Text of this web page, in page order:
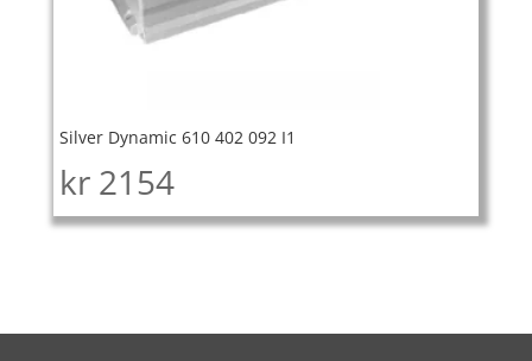
Silver Dynamic 610 402 092 I1
kr 2154